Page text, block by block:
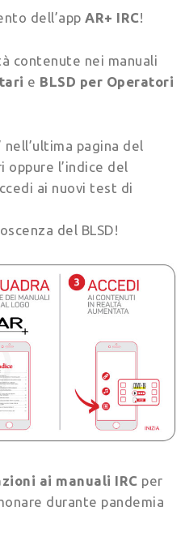
dell’app AR+ IRC!
contenute nei manuali
e BLSD per Operatori
nell’ultima pagina del
oppure l’indice del
ai nuovi test di
del BLSD!
ai manuali IRC per
durante pandemia